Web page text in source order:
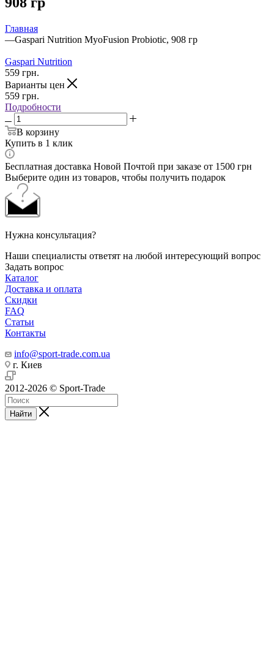
Главная
—Gaspari Nutrition MyoFusion Probiotic, 908 гр
Gaspari Nutrition
559 грн.
Варианты цен
559 грн.
Подробности
В корзину
Купить в 1 клик
Бесплатная доставка Новой Почтой при заказе от 1500 грн
Выберите один из товаров, чтобы получить подарок
Нужна консультация?
Наши специалисты ответят на любой интересующий вопрос
Задать вопрос
Каталог
Доставка и оплата
Скидки
FAQ
Статьи
Контакты
info@sport-trade.com.ua
г. Киев
2012-2026 © Sport-Trade
Найти